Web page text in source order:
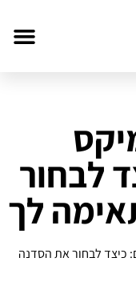
לבחור
לך
כיצד לבחור את הסדנה